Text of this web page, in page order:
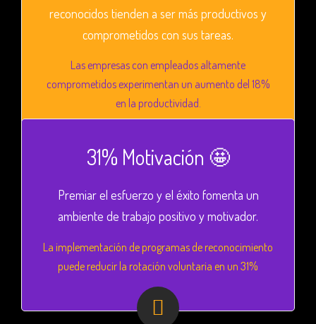
reconocidos tienden a ser más productivos y
comprometidos con sus tareas.
Las empresas con empleados altamente
comprometidos experimentan un aumento del 18%
en la productividad​.
31% Motivación 🤩
Premiar el esfuerzo y el éxito fomenta un
ambiente de trabajo positivo y motivador.
La implementación de programas de reconocimiento
puede reducir la rotación voluntaria en un 31%